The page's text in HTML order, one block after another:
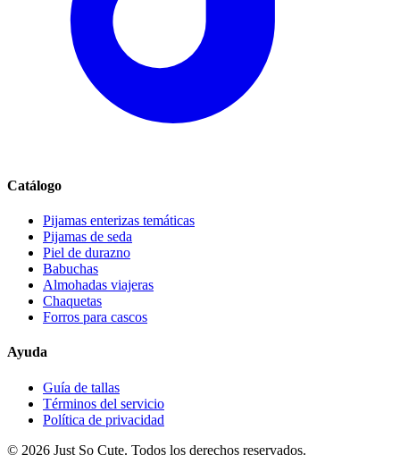
Catálogo
Pijamas enterizas temáticas
Pijamas de seda
Piel de durazno
Babuchas
Almohadas viajeras
Chaquetas
Forros para cascos
Ayuda
Guía de tallas
Términos del servicio
Política de privacidad
© 2026 Just So Cute. Todos los derechos reservados.